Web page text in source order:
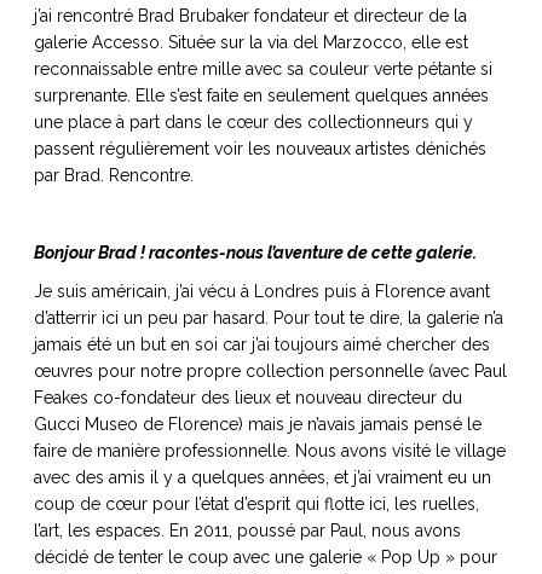
NOS ARTICLES ART ET DESIGN
Burano, la palette
de tous les
superlatifs
du
ART DE VIVRE ITALIEN
Notre palette
j’ai rencontré Brad Brubaker fondateur et directeur de la
galerie Accesso. Située sur la via del Marzocco, elle est
reconnaissable entre mille avec sa couleur verte pétante si
surprenante. Elle s’est faite en seulement quelques années
une place à part dans le cœur des collectionneurs qui y
passent régulièrement voir les nouveaux artistes dénichés
par Brad. Rencontre.
Bonjour Brad ! racontes-nous l’aventure de cette galerie.
Je suis américain, j’ai vécu à Londres puis à Florence avant
d’atterrir ici un peu par hasard. Pour tout te dire, la galerie n’a
jamais été un but en soi car j’ai toujours aimé chercher des
œuvres pour notre propre collection personnelle (avec Paul
Feakes co-fondateur des lieux et nouveau directeur du
Gucci Museo de Florence) mais je n’avais jamais pensé le
faire de manière professionnelle. Nous avons visité le village
avec des amis il y a quelques années, et j’ai vraiment eu un
coup de cœur pour l’état d’esprit qui flotte ici, les ruelles,
l’art, les espaces. En 2011, poussé par Paul, nous avons
décidé de tenter le coup avec une galerie « Pop Up » pour